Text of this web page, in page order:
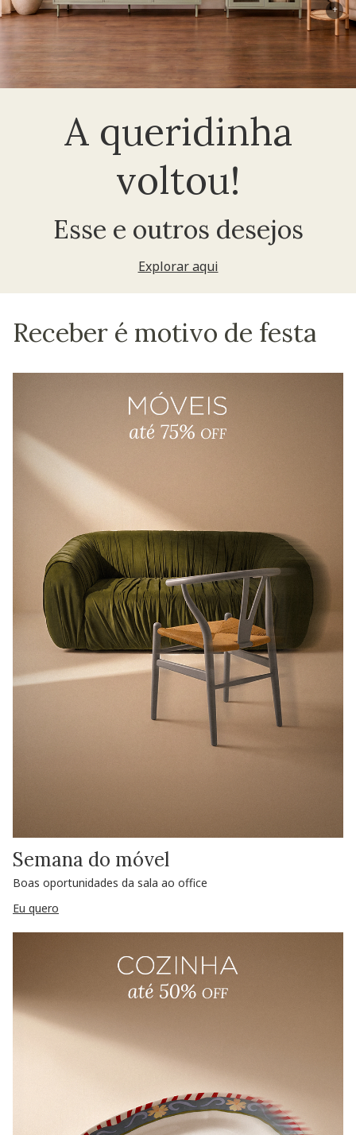
A queridinha
voltou!
Esse e outros desejos
Explorar aqui
+
Receber é motivo de festa
Semana do móvel
Boas oportunidades da sala ao office
Eu quero